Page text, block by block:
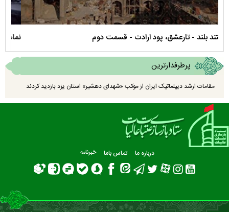
نماهنگ صحن حضرت زهرا سلام الله علیها
پرطرفدارترین
مقامات ارشد دیپلماتیک ایران از موکب «شهدای دهشیر» استان یزد بازدید کردند
درباره ما تماس باما خبرنامه